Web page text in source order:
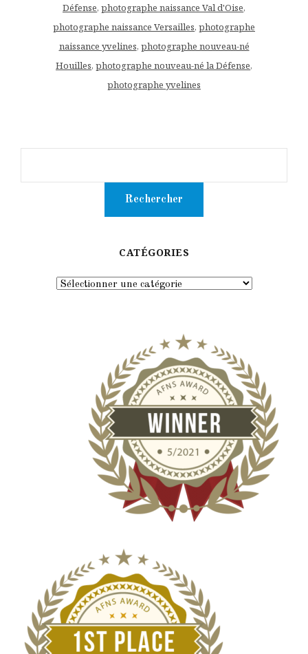
Défense, photographe naissance Val d'Oise,
photographe naissance Versailles, photographe
naissance yvelines, photographe nouveau-né
Houilles, photographe nouveau-né la Défense,
photographe yvelines
CATÉGORIES